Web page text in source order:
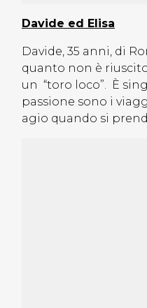
Davide ed Elisa
Davide, 35 anni, di
quanto non è
un “toro loco”. È
passione sono i
agio quando si